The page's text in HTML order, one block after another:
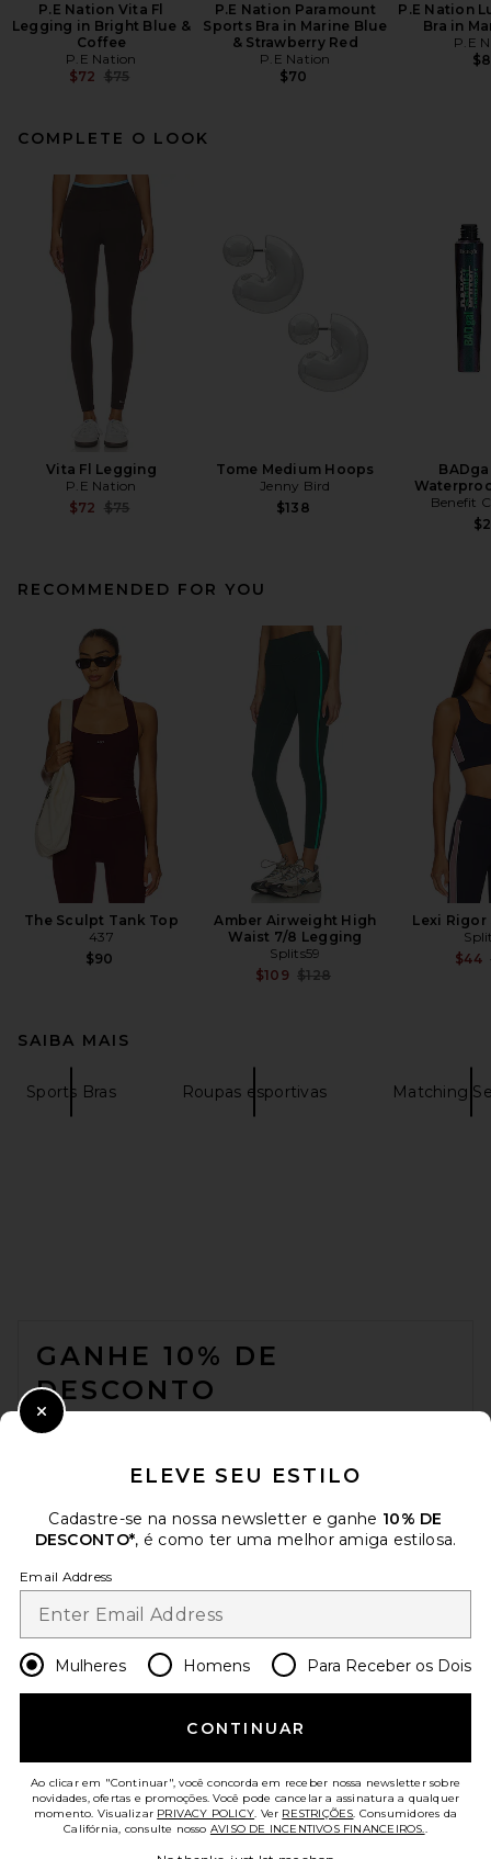
P.E Nation Vita Fl
Legging in Bright Blue &
Coffee
P.E Nation
$72 Previous price:
$75
P.E Nation Paramount
Sports Bra in Marine Blue
& Strawberry Red
P.E Nation
$70
P.E Nation
Bra in
P.E
COMPLETE O LOOK
Vita Fl Legging
P.E Nation
$72 Previous price:
$75
Tome Medium Hoops
Jenny Bird
$138
Benefit
RECOMMENDED FOR YOU
The Sculpt Tank Top
437
$90
Amber Airweight High
Waist 7/8 Legging
Splits59
$109 Previous price:
$128
Lexi Rigor
$44
SAIBA MAIS
Sports Bras Roupas esportivas Matching
GANHE 10% DE
DESCONTO
Quando você se inscreve em nossa newsletter enviando seu e-mail.
Sign Up
Change Country Regions
AJUDE-NOS A MELHORAR!
ATENDIMENTO AO CLIENTE
ELEVE SEU ESTILO
Cadastre-se na nossa newsletter e ganhe 10% DE
DESCONTO*, é como ter uma melhor amiga estilosa.
Email Address
Mulheres Homens Para Receber os Dois
CONTINUAR
Ao clicar em "Continuar", você concorda em receber nossa newsletter sobre
novidades, ofertas e promoções. Você pode cancelar a assinatura a qualquer
momento. Visualizar PRIVACY POLICY. Ver RESTRIÇÕES. Consumidores da
Califórnia, consulte nosso AVISO DE INCENTIVOS FINANCEIROS..
Close Modal